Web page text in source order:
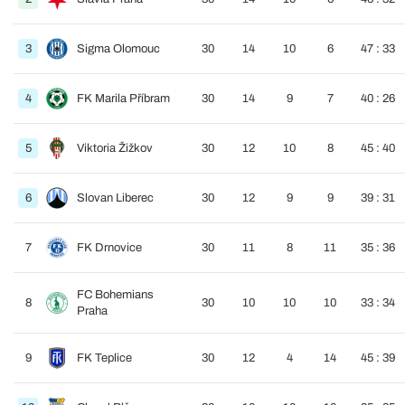
3 Sigma Olomouc 30 14 10 6 47 : 33
4 FK Marila Příbram 30 14 9 7 40 : 26
5 Viktoria Žižkov 30 12 10 8 45 : 40
6 Slovan Liberec 30 12 9 9 39 : 31
7 FK Drnovice 30 11 8 11 35 : 36
8
FC Bohemians
Praha
30 10 10 10 33 : 34
9 FK Teplice 30 12 4 14 45 : 39